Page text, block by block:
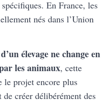
En France, les
nés dans l’Union
élevage ne change en
les animaux, cette
le projet encore plus
de créer délibérément des